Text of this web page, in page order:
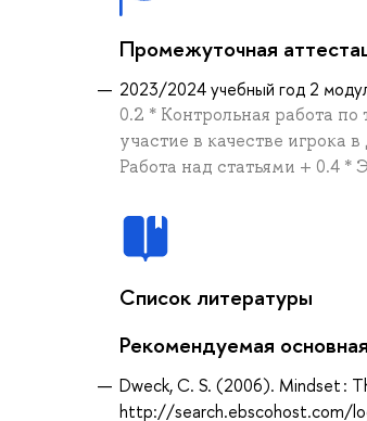
Промежуточная
2023/2024 учебный год 2
0.2 * Контрольная работа
участие в качестве игрока
Работа над статьями + 0.4 *
Список литературы
Рекомендуемая
Dweck, C. S. (2006). Mindset :
http://search.ebscohost.com/